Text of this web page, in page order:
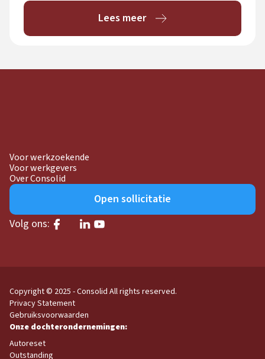
Lees meer
Voor werkzoekende
Voor werkgevers
Over Consolid
Open sollicitatie
Volg ons:
Copyright © 2025 - Consolid All rights reserved.
Privacy Statement
Gebruiksvoorwaarden
Autoreset
Outstanding